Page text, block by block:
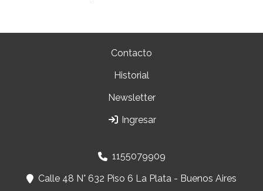
Contacto
Historial
Newsletter
Ingresar
1155079909
Calle 48 N° 632 Piso 6 La Plata - Buenos Aires